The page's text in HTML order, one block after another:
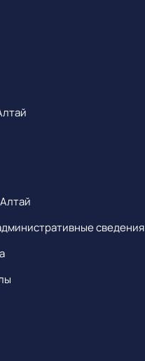
сведения